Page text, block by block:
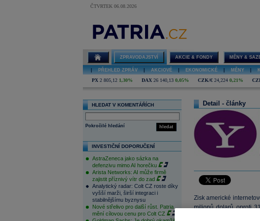
ČTVRTEK 06.08.2026
ZPRAVODAJSTVÍ AKCIE & FONDY MĚNY &
PŘEHLED ZPRÁV AKCIOVÉ EKONOMICKÉ MĚNY
PX 2 805,12 1,30% DAX 26 140,13 0,05% CZK/€ 24,224 0,21%
HLEDAT V KOMENTÁŘÍCH
hledat
Pokročilé hledání
INVESTIČNÍ DOPORUČENÍ
AstraZeneca jako sázka na
defenzivu mimo AI horečku
Arista Networks: AI může firmě
zajistit příznivý vítr do zad
Analytický radar: Colt CZ roste díky
vyšší marži, širší integraci i
stabilnějšímu byznysu
Nové střelivo pro další růst. Patria
mění cílovou cenu pro Colt CZ
Detail - články
Zisk americké
milionůdolarůoproti